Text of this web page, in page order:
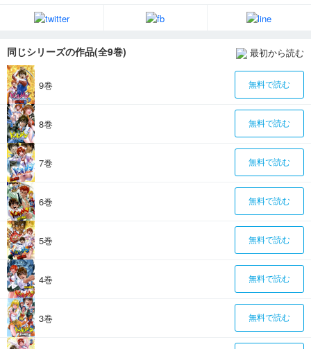
同じシリーズの作品(全9巻) 最初から読む
9巻 無料で読む
8巻 無料で読む
7巻 無料で読む
6巻 無料で読む
5巻 無料で読む
4巻 無料で読む
3巻 無料で読む